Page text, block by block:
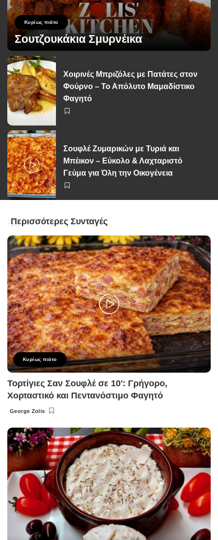
Κυρίως πιάτο
Σουτζουκάκια Σμυρνέικα
Posted
by
George Zolis 20 Οκτωβρίου 2023
Χοιρινές Μπριζόλες με Πατάτες στον
Φούρνο – Το Απόλυτο Μαμαδίστικο
Φαγητό
Σουφλέ Ζυμαρικών με Τυριά και
Μπέικον – Εύκολο & Λαχταριστό
Γεύμα για Όλη την Οικογένεια
Περισσότερες Συνταγές
Κυρίως πιάτο
Τορτίγιες Σαν Σουφλέ σε 10′: Γρήγορο,
Χορταστικό και Πεντανόστιμο Φαγητό
Posted
George Zolis